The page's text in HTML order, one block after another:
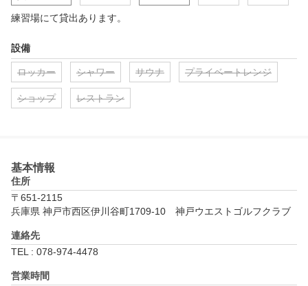
練習場にて貸出あります。
設備
ロッカー シャワー サウナ プライベートレンジ
ショップ レストラン
基本情報
住所
〒651-2115
兵庫県 神戸市西区伊川谷町1709-10　神戸ウエストゴルフクラブ
連絡先
TEL : 078-974-4478
営業時間